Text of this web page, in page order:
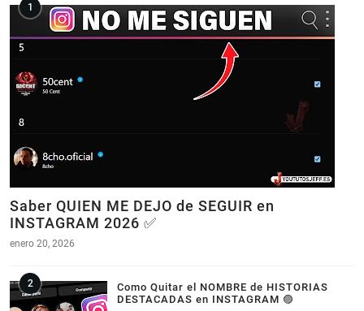
Saber QUIEN ME DEJO de SEGUIR en
INSTAGRAM 2026 ✅
enero 20, 2026
Como Quitar el NOMBRE de HISTORIAS
DESTACADAS en INSTAGRAM 🟣